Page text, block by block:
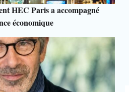
HEC Paris a accompagné
économique